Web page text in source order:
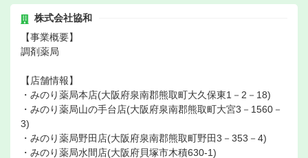
株式会社協和
【事業概要】
調剤薬局
【店舗情報】
・みのり薬局本店(大阪府泉南郡熊取町大久保東1－2－18)
・みのり薬局山の手台店(大阪府泉南郡熊取町大宮3－1560－
3)
・みのり薬局野田店(大阪府泉南郡熊取町野田3－353－4)
・みのり薬局水間店(大阪府貝塚市木積630-1)